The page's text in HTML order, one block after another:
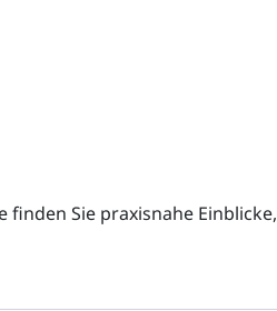
Sie praxisnahe Einblicke,